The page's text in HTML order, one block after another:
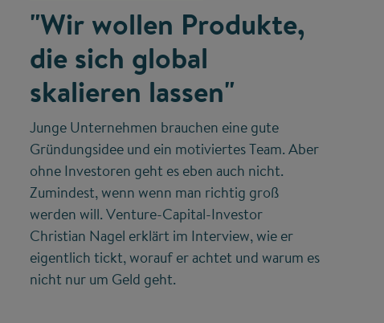
"Wir wollen Produkte,
die sich global
skalieren lassen"
Junge Unternehmen brauchen eine gute
Gründungsidee und ein motiviertes Team. Aber
ohne Investoren geht es eben auch nicht.
Zumindest, wenn wenn man richtig groß
werden will. Venture-Capital-Investor
Christian Nagel erklärt im Interview, wie er
eigentlich tickt, worauf er achtet und warum es
nicht nur um Geld geht.